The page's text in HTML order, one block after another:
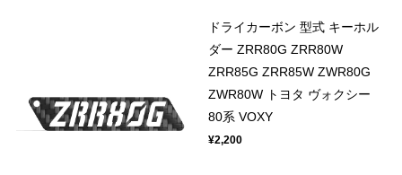
ドライカーボン 型式 キーホル
ダー ZRR80G ZRR80W
ZRR85G ZRR85W ZWR80G
ZWR80W トヨタ ヴォクシー
80系 VOXY
¥2,200